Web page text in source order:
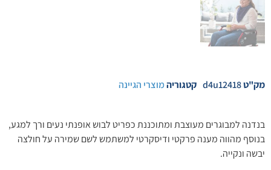
מק"טd4u12418 קטגוריהמוצרי הגיינה
בנדנה למבוגרים מעוצבת ומתוכננת כפריט לבוש אופנתי נעים ורך למגע,
בנוסף מהווה מענה פרקטי ודיסקרטי למשתמש לשם שמירה על חולצה
יבשה ונקייה.